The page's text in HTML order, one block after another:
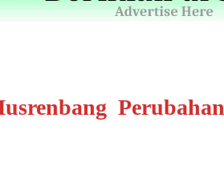
Perubahan